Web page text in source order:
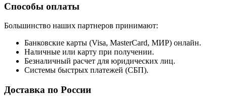
Способы оплаты
Большинство наших партнеров принимают:
Банковские карты (Visa, MasterCard, МИР) онлайн.
Наличные или карту при получении.
Безналичный расчет для юридических лиц.
Системы быстрых платежей (СБП).
Доставка по России